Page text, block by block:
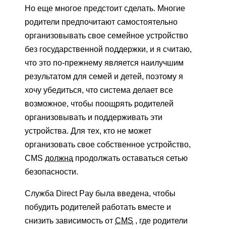
Но еще многое предстоит сделать. Многие
родители предпочитают самостоятельно
организовывать свое семейное устройство
без государственной поддержки, и я считаю,
что это по-прежнему является наилучшим
результатом для семей и детей, поэтому я
хочу убедиться, что система делает все
возможное, чтобы поощрять родителей
организовывать и поддерживать эти
устройства. Для тех, кто не может
организовать свое собственное устройство,
CMS должна продолжать оставаться сетью
безопасности.
Служба Direct Pay была введена, чтобы
побудить родителей работать вместе и
снизить зависимость от CMS , где родители